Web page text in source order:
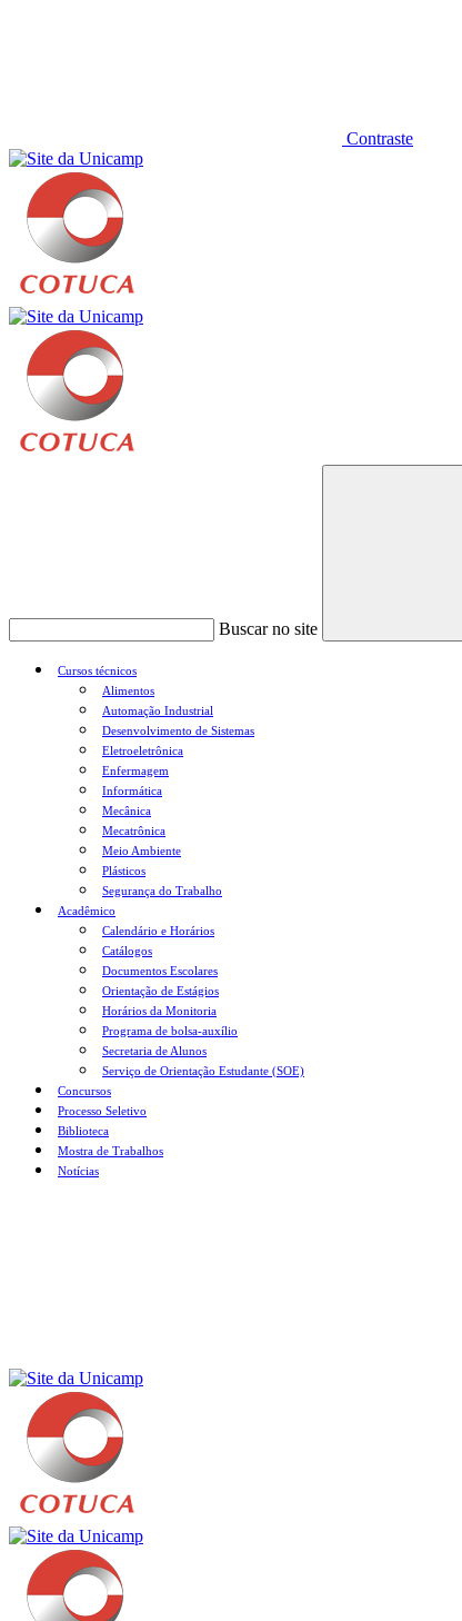
Contraste
Buscar no site
Cursos técnicos
Alimentos
Automação Industrial
Desenvolvimento de Sistemas
Eletroeletrônica
Enfermagem
Informática
Mecânica
Mecatrônica
Meio Ambiente
Plásticos
Segurança do Trabalho
Acadêmico
Calendário e Horários
Catálogos
Documentos Escolares
Orientação de Estágios
Horários da Monitoria
Programa de bolsa-auxílio
Secretaria de Alunos
Serviço de Orientação Estudante (SOE)
Concursos
Processo Seletivo
Biblioteca
Mostra de Trabalhos
Notícias